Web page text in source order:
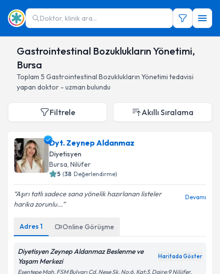
Doktor, klinik ara...
Gastrointestinal Bozuklukların Yönetimi,
Bursa
Toplam 5 Gastrointestinal Bozuklukların Yönetimi tedavisi
yapan doktor - uzman bulundu
Filtrele Akıllı Sıralama
Dyt. Zeynep Aldanmaz
Diyetisyen
Bursa, Nilüfer
5 (38 Değerlendirme)
Aşırı tatlı sadece sana yönelik hazırlanan listeler
harika zorunlu...
Devamı
Adres 1 Online Görüşme
Diyetisyen Zeynep Aldanmaz Beslenme ve
Yaşam Merkezi
Haritada Göster
Esentepe Mah. FSM Bulvarı Cd. Neşe Sk. No:6, Kat:3, Daire:9 Nilüfer,